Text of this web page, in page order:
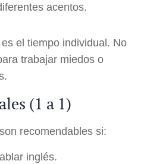
acentos.
el tiempo individual. No
trabajar miedos o
(1 a 1)
recomendables si:
inglés.